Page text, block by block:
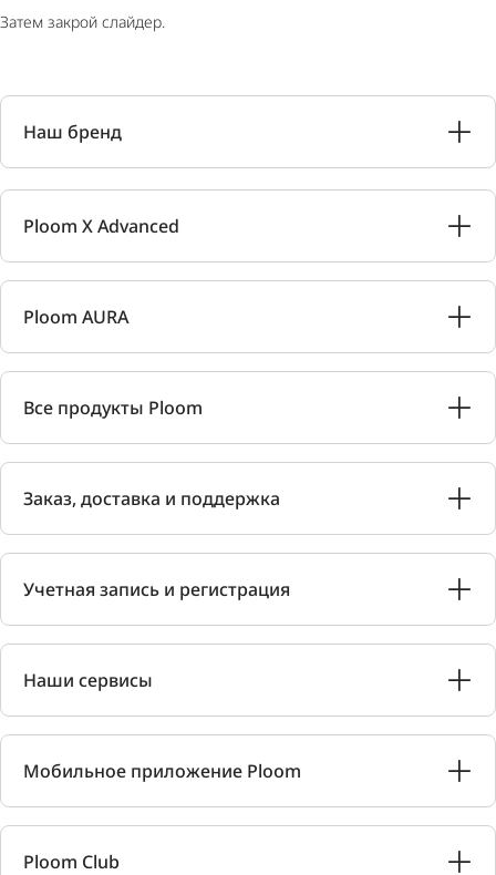
Затем закрой слайдер.
Наш бренд
Ploom X Advanced
Ploom AURA
Все продукты Ploom
Заказ, доставка и поддержка
Учетная запись и регистрация
Наши сервисы
Мобильное приложение Ploom
Ploom Club